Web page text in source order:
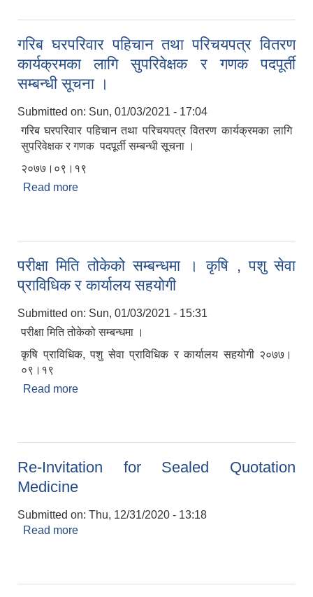
गरिब घरपरिवार पहिचान तथा परिचयपत्र वितरण
कार्यक्रमका लागि सुपरिवेक्षक र गणक पदपूर्ती
सम्बन्धी सूचना ।
Submitted on: Sun, 01/03/2021 - 17:04
गरिब घरपरिवार पहिचान तथा परिचयपत्र वितरण कार्यक्रमका लागि
सुपरिवेक्षक र गणक पदपूर्ती सम्बन्धी सूचना ।
२०७७।०९।१९
Read more
परीक्षा मिति तोकेको सम्बन्धमा । कृषि , पशु सेवा
प्राविधिक र कार्यालय सहयोगी
Submitted on: Sun, 01/03/2021 - 15:31
परीक्षा मिति तोकेको सम्बन्धमा ।
कृषि प्राविधिक, पशु सेवा प्राविधिक र कार्यालय सहयोगी २०७७।
०९।१९
Read more
Re-Invitation for Sealed Quotation
Medicine
Submitted on: Thu, 12/31/2020 - 13:18
Read more